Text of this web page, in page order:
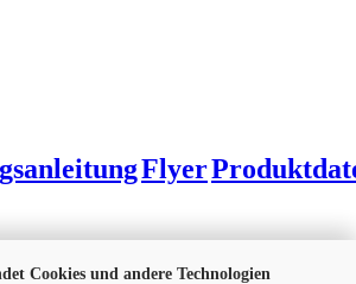
Cookies und andere Technologien
Flyer